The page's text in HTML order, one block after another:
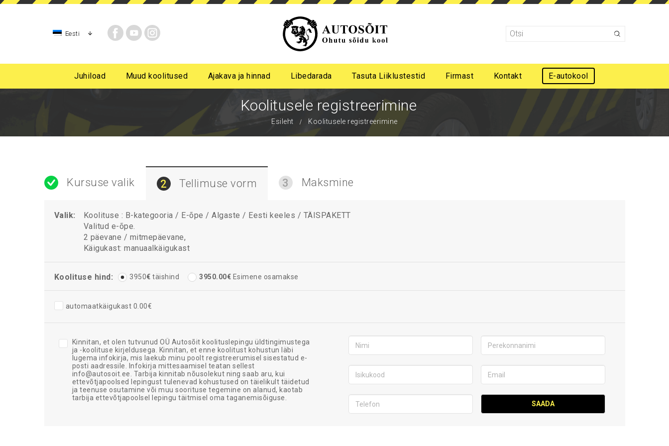
Eesti
Juhiload Muud koolitused Ajakava ja hinnad Libedarada Tasuta Liiklustestid Firmast Kontakt E-autokool
Koolitusele registreerimine
Esileht Koolitusele registreerimine
Kursuse valik 2 Tellimuse vorm 3 Maksmine
Valik:
Koolituse : B-kategooria / E-õpe / Algaste / Eesti keeles / TÄISPAKETT
Valitud e-õpe.
2 päevane / mitmepäevane,
Käigukast: manuaalkäigukast
Koolituse hind: 3950€ täishind 3950.00€ Esimene osamakse
automaatkäigukast 0.00€
Kinnitan, et olen tutvunud OÜ Autosõit koolituslepingu üldtingimustega
ja -koolituse kirjeldusega. Kinnitan, et enne koolitust kohustun läbi
lugema infokirja, mis laekub minu poolt registreerumisel sisestatud e-
posti aadressile. Infokirja mittesaamisel teatan sellest
info@autosoit.ee. Tarbija kinnitab nõusolekut ning saab aru, kui
ettevõtjapoolsed lepingust tulenevad kohustused on täielikult täidetud
ja teenuse osutamine või muu soorituse tegemine on alanud, kaotab
tarbija ettevõtjapoolsel lepingu täitmisel oma taganemisõiguse.